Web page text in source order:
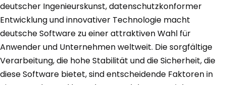
deutscher Ingenieurskunst, datenschutzkonformer
Entwicklung und innovativer Technologie macht
deutsche Software zu einer attraktiven Wahl für
Anwender und Unternehmen weltweit. Die sorgfältige
Verarbeitung, die hohe Stabilität und die Sicherheit, die
diese Software bietet, sind entscheidende Faktoren in